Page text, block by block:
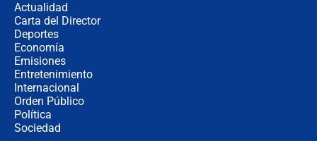
Actualidad
Carta del Director
Deportes
Economía
Emisiones
Entretenimiento
Internacional
Orden Público
Política
Sociedad